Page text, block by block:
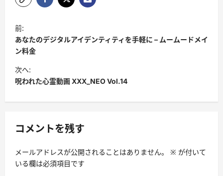
投
稿
ナ
ビ
ゲ
ー
ョ
前:
あなたのデジタルアイデンティティを手軽に – ムームードメイ
ン料金
次へ:
呪われた心霊動画 XXX_NEO Vol.14
コメントを残す
メールアドレスが公開されることはありません。 ※ が付いて
いる欄は必須項目です